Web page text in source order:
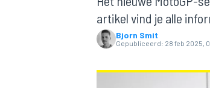
artikel vind je alle
Bjorn Smit
Gepubliceerd: 28 feb 2025,